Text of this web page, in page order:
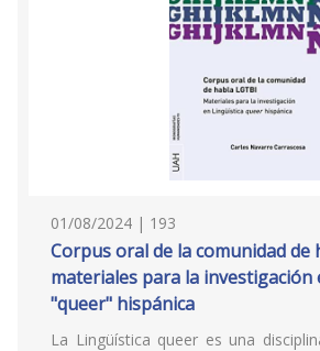
01/08/2024 | 193
Corpus oral de la comunidad de
materiales para la investigación
"queer" hispánica
La Lingüística queer es una